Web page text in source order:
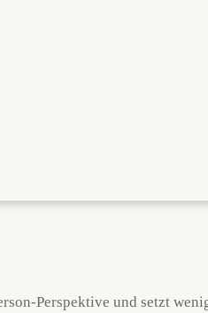
Perspektive und setzt